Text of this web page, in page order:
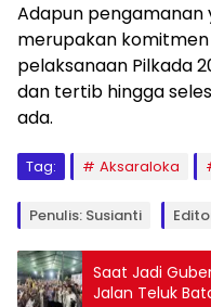
Adapun pengamanan
merupakan
pelaksanaan Pilkada
dan tertib hingga
ada.
Tag: Aksaraloka
Penulis: Susianti
Saat Jadi
Jalan Teluk